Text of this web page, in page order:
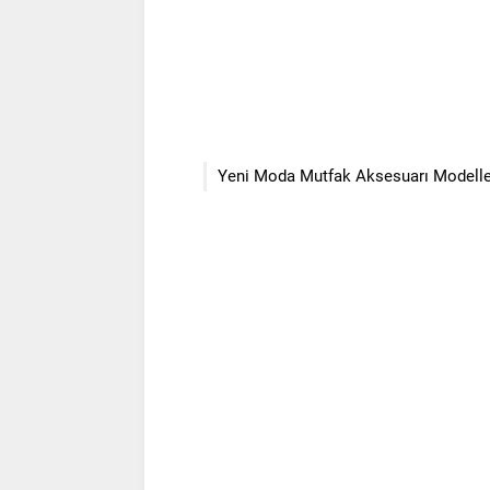
Yeni Moda Mutfak Aksesuarı